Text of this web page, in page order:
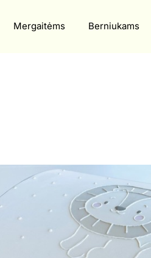
Mergaitėms Berniukams